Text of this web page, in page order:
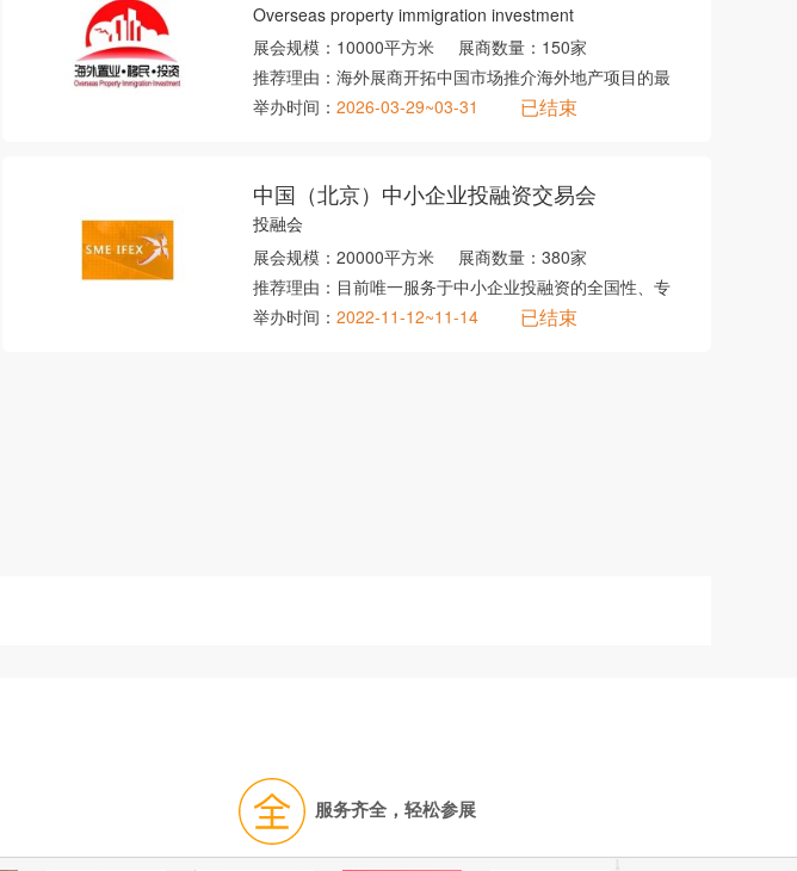
Overseas property immigration investment
展会规模： 10000平方米 展商数量： 150家
推荐理由： 海外展商开拓中国市场推介海外地产项目的最
举办时间： 2026-03-29~03-31 已结束
中国（北京）中小企业投融资交易会
投融会
展会规模： 20000平方米 展商数量： 380家
推荐理由： 目前唯一服务于中小企业投融资的全国性、专
举办时间： 2022-11-12~11-14 已结束
服务齐全，轻松参展